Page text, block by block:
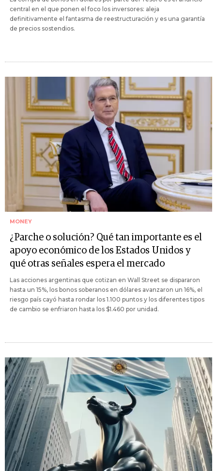
central en el que ponen el foco los inversores: aleja
definitivamente el fantasma de reestructuración y es una garantía
de precios sostendios.
MONEY
¿Parche o solución? Qué tan importante es el
apoyo económico de los Estados Unidos y
qué otras señales espera el mercado
Las acciones argentinas que cotizan en Wall Street se dispararon
hasta un 15%, los bonos soberanos en dólares avanzaron un 16%, el
riesgo país cayó hasta rondar los 1.100 puntos y los diferentes tipos
de cambio se enfriaron hasta los $1.460 por unidad.